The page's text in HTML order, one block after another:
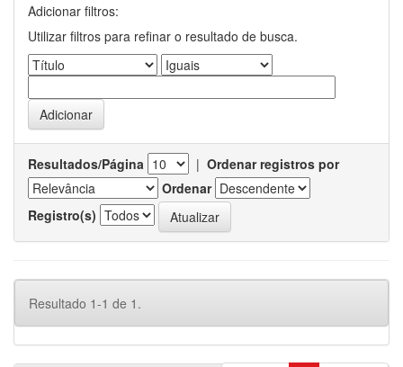
Adicionar filtros:
Utilizar filtros para refinar o resultado de busca.
Resultados/Página | Ordenar registros por
Ordenar
Registro(s)
Resultado 1-1 de 1.